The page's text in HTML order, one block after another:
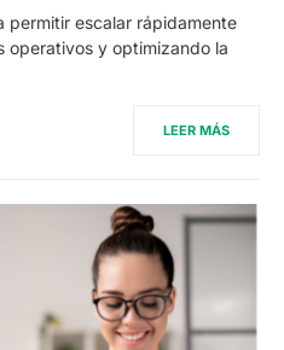
permitir escalar rápidamente
operativos y optimizando la
LEER MÁS